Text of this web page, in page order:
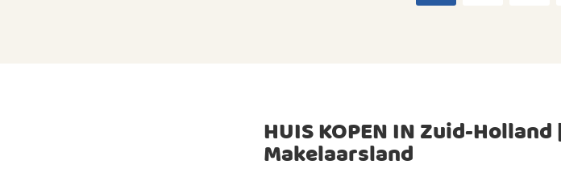
HUIS KOPEN IN Zuid-
Makelaarsland